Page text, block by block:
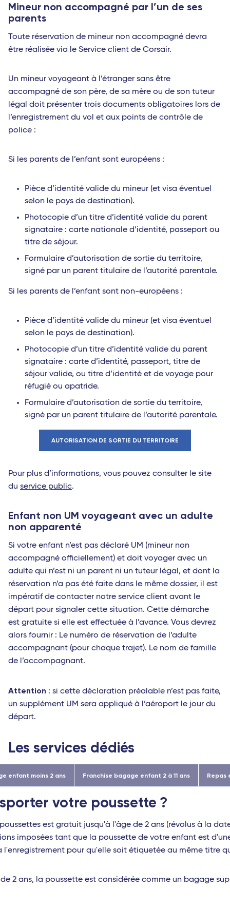
Mineur non accompagné par l’un de ses
parents
Toute réservation de mineur non accompagné devra
être réalisée via le Service client de Corsair.
Un mineur voyageant à l’étranger sans être
accompagné de son père, de sa mère ou de son tuteur
légal doit présenter trois documents obligatoires lors de
l’enregistrement du vol et aux points de contrôle de
police :
Si les parents de l’enfant sont européens :
Pièce d’identité valide du mineur (et visa éventuel
selon le pays de destination).
Photocopie d’un titre d’identité valide du parent
signataire : carte nationale d’identité, passeport ou
titre de séjour.
Formulaire d’autorisation de sortie du territoire,
signé par un parent titulaire de l’autorité parentale.
Si les parents de l’enfant sont non-européens :
Pièce d’identité valide du mineur (et visa éventuel
selon le pays de destination).
Photocopie d’un titre d’identité valide du parent
signataire : carte d’identité, passeport, titre de
séjour valide, ou titre d’identité et de voyage pour
réfugié ou apatride.
Formulaire d’autorisation de sortie du territoire,
signé par un parent titulaire de l’autorité parentale.
AUTORISATION DE SORTIE DU TERRITOIRE
Pour plus d’informations, vous pouvez consulter le site
du service public.
Enfant non UM voyageant avec un adulte
non apparenté
Si votre enfant n’est pas déclaré UM (mineur non
accompagné officiellement) et doit voyager avec un
adulte qui n’est ni un parent ni un tuteur légal, et dont la
réservation n’a pas été faite dans le même dossier, il est
impératif de contacter notre service client avant le
départ pour signaler cette situation. Cette démarche
est gratuite si elle est effectuée à l’avance. Vous devrez
alors fournir : Le numéro de réservation de l’adulte
accompagnant (pour chaque trajet). Le nom de famille
de l’accompagnant.
Attention : si cette déclaration préalable n’est pas faite,
un supplément UM sera appliqué à l’aéroport le jour du
départ.
Les services dédiés
enfant moins 2 ans Franchise bagage enfant 2 à 11 ans Repas
votre poussette ?
est gratuit jusqu'à l'âge de 2 ans (révolus à la
imposées tant que la poussette de votre enfant est
l'enregistrement pour qu'elle soit étiquetée au même titre
2 ans, la poussette est considérée comme un bagage